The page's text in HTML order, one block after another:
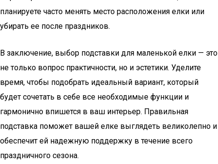
планируете часто менять место расположения елки или
убирать ее после праздников.
В заключение, выбор подставки для маленькой елки — это
не только вопрос практичности, но и эстетики. Уделите
время, чтобы подобрать идеальный вариант, который
будет сочетать в себе все необходимые функции и
гармонично впишется в ваш интерьер. Правильная
подставка поможет вашей елке выглядеть великолепно и
обеспечит ей надежную поддержку в течение всего
праздничного сезона.